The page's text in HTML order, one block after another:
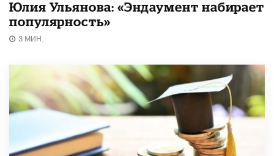
Юлия Ульянова: «Эндаумент набирает
популярность»
3 МИН.